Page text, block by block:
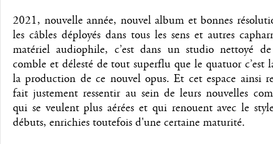
2021, nouvelle année, nouvel album et bonnes
les câbles déployés dans tous les sens et autres
matériel audiophile, c’est dans un studio nettoyé
comble et délesté de tout superflu que le quatuor c’est
la production de ce nouvel opus. Et cet espace ainsi
fait justement ressentir au sein de leurs nouvelles
qui se veulent plus aérées et qui renouent avec le
débuts, enrichies toutefois d'une certaine maturité.